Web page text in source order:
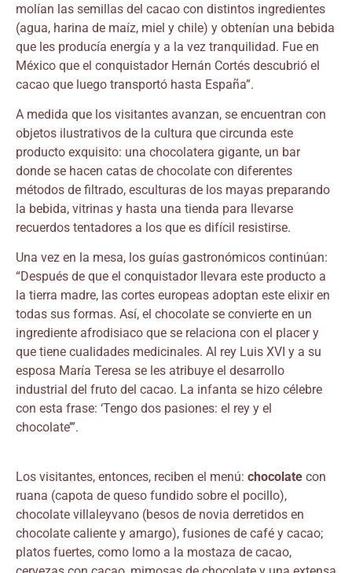
molían las semillas del cacao con distintos ingredientes
(agua, harina de maíz, miel y chile) y obtenían una bebida
que les producía energía y a la vez tranquilidad. Fue en
México que el conquistador Hernán Cortés descubrió el
cacao que luego transportó hasta España”.
A medida que los visitantes avanzan, se encuentran con
objetos ilustrativos de la cultura que circunda este
producto exquisito: una chocolatera gigante, un bar
donde se hacen catas de chocolate con diferentes
métodos de filtrado, esculturas de los mayas preparando
la bebida, vitrinas y hasta una tienda para llevarse
recuerdos tentadores a los que es difícil resistirse.
Una vez en la mesa, los guías gastronómicos continúan:
“Después de que el conquistador llevara este producto a
la tierra madre, las cortes europeas adoptan este elixir en
todas sus formas. Así, el chocolate se convierte en un
ingrediente afrodisiaco que se relaciona con el placer y
que tiene cualidades medicinales. Al rey Luis XVI y a su
esposa María Teresa se les atribuye el desarrollo
industrial del fruto del cacao. La infanta se hizo célebre
con esta frase: ‘Tengo dos pasiones: el rey y el
chocolate’”.
Los visitantes, entonces, reciben el menú: chocolate con
ruana (capota de queso fundido sobre el pocillo),
chocolate villaleyvano (besos de novia derretidos en
chocolate caliente y amargo), fusiones de café y cacao;
platos fuertes, como lomo a la mostaza de cacao,